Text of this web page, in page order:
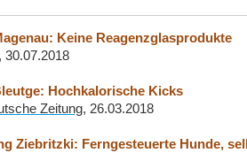
Keine Reagenzglasprodukte
, 30.07.2018
Hochkalorische Kicks
Zeitung, 26.03.2018
Ziebritzki: Ferngesteuerte Hunde,